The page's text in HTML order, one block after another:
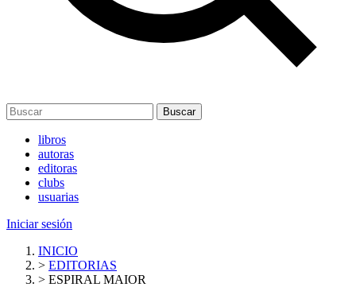
Buscar
libros
autoras
editoras
clubs
usuarias
Iniciar sesión
INICIO
> EDITORIAS
> ESPIRAL MAIOR